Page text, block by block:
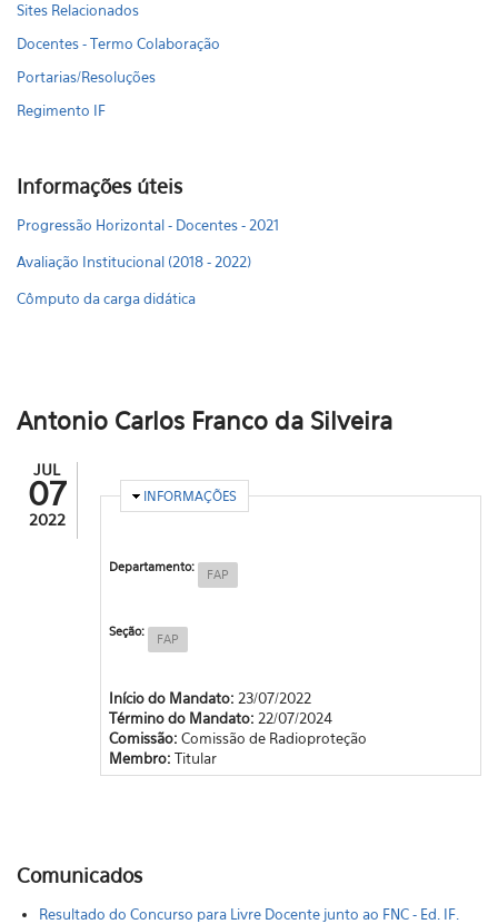
Sites Relacionados
Docentes - Termo Colaboração
Portarias/Resoluções
Regimento IF
Informações úteis
Progressão Horizontal - Docentes - 2021
Avaliação Institucional (2018 - 2022)
Cômputo da carga didática
Antonio Carlos Franco da Silveira
JUL
07
2022
OCULTAR
INFORMAÇÕES
Departamento: FAP
Seção: FAP
Início do Mandato: 23/07/2022
Término do Mandato: 22/07/2024
Comissão: Comissão de Radioproteção
Membro: Titular
Comunicados
Resultado do Concurso para Livre Docente junto ao FNC - Ed. IF.